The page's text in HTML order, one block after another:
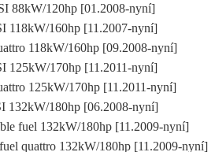
88kW/120hp [01.2008-nyní]
118kW/160hp [11.2007-nyní]
118kW/160hp [09.2008-nyní]
125kW/170hp [11.2011-nyní]
125kW/170hp [11.2011-nyní]
132kW/180hp [06.2008-nyní]
fuel 132kW/180hp [11.2009-nyní]
quattro 132kW/180hp [11.2009-nyní]